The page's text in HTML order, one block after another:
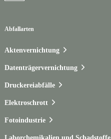
Abfallarten
Aktenvernichtung
Datenträgervernichtung
Druckereiabfälle
Elektroschrott
Fotoindustrie